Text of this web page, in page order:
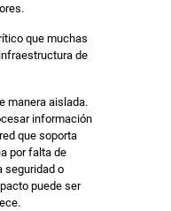
que muchas
de
manera aislada.
información
que soporta
por falta de
seguridad o
puede ser